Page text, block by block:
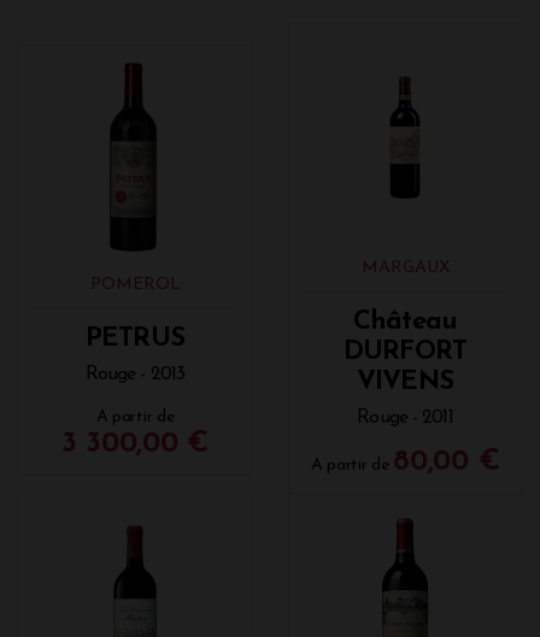
POMEROL
PETRUS
Rouge - 2013
A partir de
3 300,00 €
MARGAUX
Château
DURFORT
VIVENS
Rouge - 2011
A partir de 80,00 €